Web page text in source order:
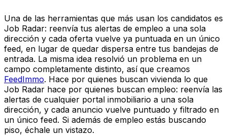
Una de las herramientas que más usan los candidatos es
Job Radar: reenvía tus alertas de empleo a una sola
dirección y cada oferta vuelve ya puntuada en un único
feed, en lugar de quedar dispersa entre tus bandejas de
entrada. La misma idea resolvió un problema en un
campo completamente distinto, así que creamos
FeedImmo. Hace por quienes buscan vivienda lo que
Job Radar hace por quienes buscan empleo: reenvía las
alertas de cualquier portal inmobiliario a una sola
dirección, y cada anuncio vuelve puntuado y filtrado en
un único feed. Si además de empleo estás buscando
piso, échale un vistazo.